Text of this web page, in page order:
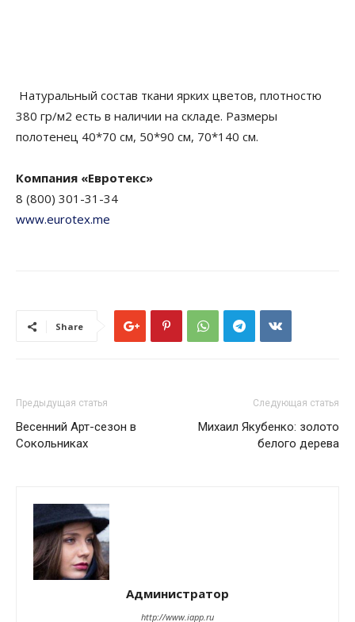
Натуральный состав ткани ярких цветов, плотностю
380 гр/м2 есть в наличии на складе. Размеры
полотенец 40*70 см, 50*90 см, 70*140 см.
Компания «Евротекс»
8 (800) 301-31-34
www.eurotex.me
Share
Предыдущая статья
Весенний Арт-сезон в
Сокольниках
Следующая статья
Михаил Якубенко: золото
белого дерева
Администратор
http://www.iapp.ru